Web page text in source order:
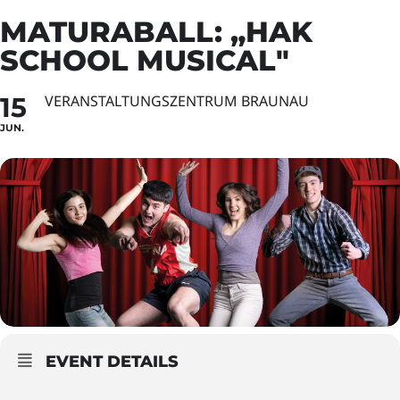
MATURABALL: „HAK
SCHOOL MUSICAL"
15
JUN.
VERANSTALTUNGSZENTRUM BRAUNAU
EVENT DETAILS